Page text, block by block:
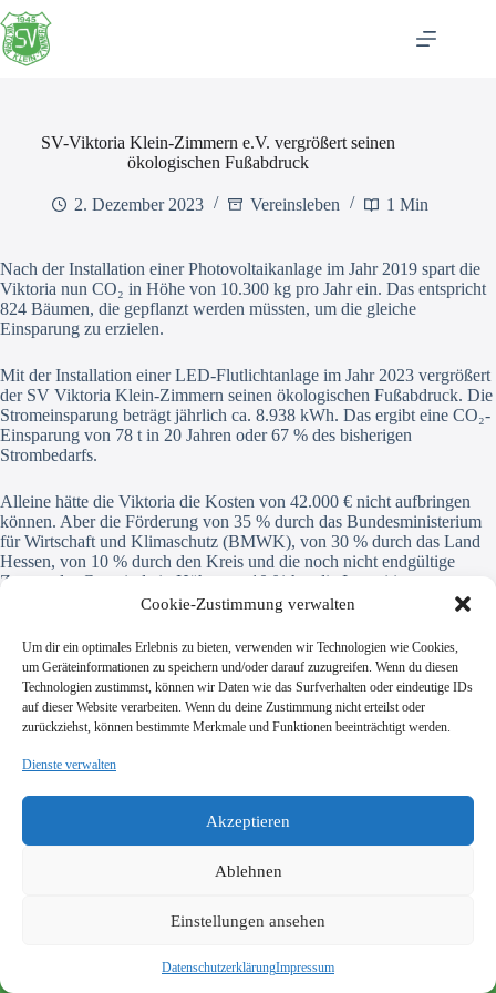
Cookie-Zustimmung verwalten
Um dir ein optimales Erlebnis zu bieten, verwenden wir Technologien wie Cookies,
um Geräteinformationen zu speichern und/oder darauf zuzugreifen. Wenn du diesen
Technologien zustimmst, können wir Daten wie das Surfverhalten oder eindeutige IDs
auf dieser Website verarbeiten. Wenn du deine Zustimmung nicht erteilst oder
zurückziehst, können bestimmte Merkmale und Funktionen beeinträchtigt werden.
Dienste verwalten
Akzeptieren
Ablehnen
Einstellungen ansehen
DatenschutzerklärungImpressum
Zum
Inhalt
springen
SV-Viktoria Klein-Zimmern e.V. vergrößert seinen
ökologischen Fußabdruck
2. Dezember 2023 Vereinsleben 1 Min
Nach der Installation einer Photovoltaikanlage im Jahr 2019 spart die
Viktoria nun CO₂ in Höhe von 10.300 kg pro Jahr ein. Das entspricht
824 Bäumen, die gepflanzt werden müssten, um die gleiche
Einsparung zu erzielen.
Mit der Installation einer LED-Flutlichtanlage im Jahr 2023 vergrößert
der SV Viktoria Klein-Zimmern seinen ökologischen Fußabdruck. Die
Stromeinsparung beträgt jährlich ca. 8.938 kWh. Das ergibt eine CO₂-
Einsparung von 78 t in 20 Jahren oder 67 % des bisherigen
Strombedarfs.
Alleine hätte die Viktoria die Kosten von 42.000 € nicht aufbringen
können. Aber die Förderung von 35 % durch das Bundesministerium
für Wirtschaft und Klimaschutz (BMWK), von 30 % durch das Land
Hessen, von 10 % durch den Kreis und die noch nicht endgültige
Zusage der Gemeinde in Höhe von 10 % hat die Investition
ermöglicht. Vielen Dank an alle Förderer. Die Viktoria und alle
Flutlichtanlage nutzen können.
SV Viktoria Klein-Zimmern 1945 e.V.
Impressum
© 2026 SV Viktoria Klein-Zimmern 1945 e.V. - Realisierung